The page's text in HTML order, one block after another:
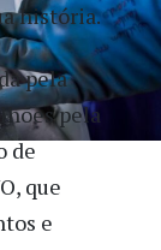
história.
pela
pela
de
que
e